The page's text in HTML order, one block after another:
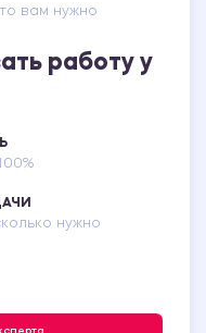
вам нужно
работу у
нужно